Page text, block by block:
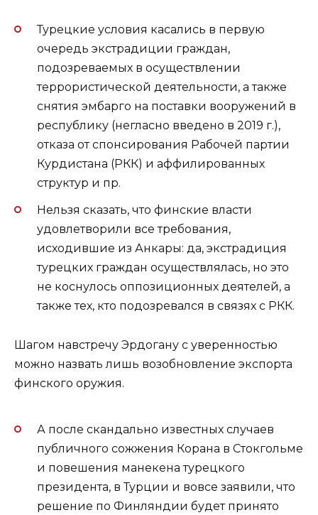
Турецкие условия касались в первую
очередь экстрадиции граждан,
подозреваемых в осуществлении
террористической деятельности, а также
снятия эмбарго на поставки вооружений в
республику (негласно введено в 2019 г.),
отказа от спонсирования Рабочей партии
Курдистана (РКК) и аффилированных
структур и пр.
Нельзя сказать, что финские власти
удовлетворили все требования,
исходившие из Анкары: да, экстрадиция
турецких граждан осуществлялась, но это
не коснулось оппозиционных деятелей, а
также тех, кто подозревался в связях с РКК.
Шагом навстречу Эрдогану с уверенностью
можно назвать лишь возобновление экспорта
финского оружия.
А после скандально известных случаев
публичного сожжения Корана в Стокгольме
и повешения манекена турецкого
президента, в Турции и вовсе заявили, что
решение по Финляндии будет принято